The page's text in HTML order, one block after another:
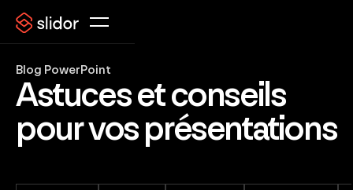
Astuces et conseils
pour vos présentations
Blog PowerPoint